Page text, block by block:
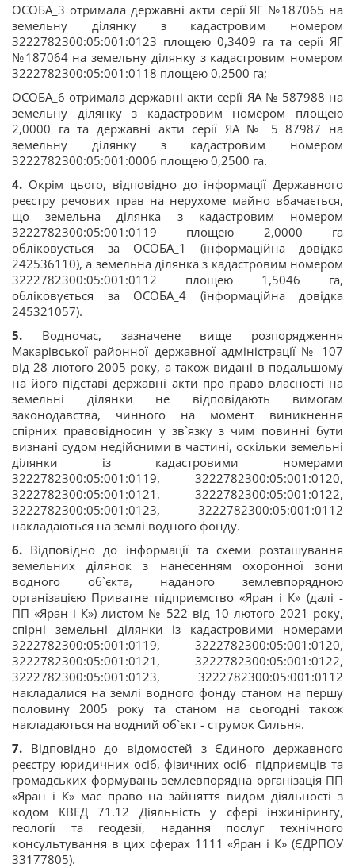
ОСОБА_3 отримала державні акти серії ЯГ №187065 на
земельну ділянку з кадастровим номером
3222782300:05:001:0123 площею 0,3409 га та серії ЯГ
№187064 на земельну ділянку з кадастровим номером
3222782300:05:001:0118 площею 0,2500 га;
ОСОБА_6 отримала державні акти серії ЯА № 587988 на
земельну ділянку з кадастровим номером площею
2,0000 га та державні акти серії ЯА № 5 87987 на
земельну ділянку з кадастровим номером
3222782300:05:001:0006 площею 0,2500 га.
4. Окрім цього, відповідно до інформації Державного
реєстру речових прав на нерухоме майно вбачається,
що земельна ділянка з кадастровим номером
3222782300:05:001:0119 площею 2,0000 га
обліковується за ОСОБА_1 (інформаційна довідка
242536110), а земельна ділянка з кадастровим номером
3222782300:05:001:0112 площею 1,5046 га,
обліковується за ОСОБА_4 (інформаційна довідка
245321057).
5. Водночас, зазначене вище розпорядження
Макарівської районної державної адміністрації № 107
від 28 лютого 2005 року, а також видані в подальшому
на його підставі державні акти про право власності на
земельні ділянки не відповідають вимогам
законодавства, чинного на момент виникнення
спірних правовідносин у зв`язку з чим повинні бути
визнані судом недійсними в частині, оскільки земельні
ділянки із кадастровими номерами
3222782300:05:001:0119, 3222782300:05:001:0120,
3222782300:05:001:0121, 3222782300:05:001:0122,
3222782300:05:001:0123, 3222782300:05:001:0112
накладаються на землі водного фонду.
6. Відповідно до інформації та схеми розташування
земельних ділянок з нанесенням охоронної зони
водного об`єкта, наданого землевпорядною
організацією Приватне підприємство «Яран і К» (далі -
ПП «Яран і К») листом № 522 від 10 лютого 2021 року,
спірні земельні ділянки із кадастровими номерами
3222782300:05:001:0119, 3222782300:05:001:0120,
3222782300:05:001:0121, 3222782300:05:001:0122,
3222782300:05:001:0123, 3222782300:05:001:0112
накладалися на землі водного фонду станом на першу
половину 2005 року та станом на сьогодні також
накладаються на водний об`єкт - струмок Сильня.
7. Відповідно до відомостей з Єдиного державного
реєстру юридичних осіб, фізичних осіб- підприємців та
громадських формувань землевпорядна організація ПП
«Яран і К» має право на зайняття видом діяльності з
кодом КВЕД 71.12 Діяльність у сфері інжинірингу,
геології та геодезії, надання послуг технічного
консультування в цих сферах 1111 «Яран і К» (ЄДРПОУ
33177805).